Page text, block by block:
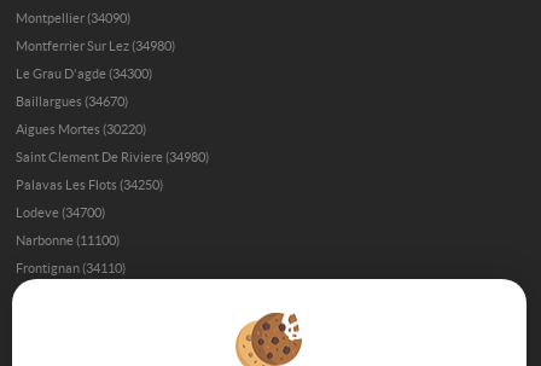
Montpellier (34090)
Montferrier Sur Lez (34980)
Le Grau D'agde (34300)
Baillargues (34670)
Aigues Mortes (30220)
Saint Clement De Riviere (34980)
Palavas Les Flots (34250)
Lodeve (34700)
Narbonne (11100)
Frontignan (34110)